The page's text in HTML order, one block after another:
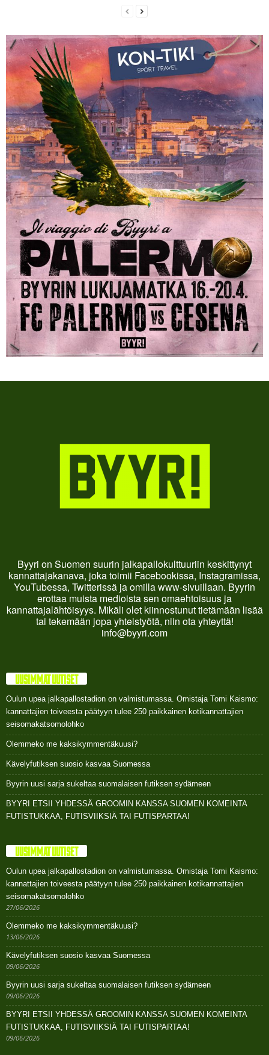
Byyri on Suomen suurin jalkapallokulttuuriin keskittynyt
kannattajakanava, joka toimii Facebookissa, Instagramissa,
YouTubessa, Twitterissä ja omilla www-sivuillaan. Byyrin
erottaa muista medioista sen omaehtoisuus ja
kannattajalähtöisyys. Mikäli olet kiinnostunut tietämään lisää
tai tekemään jopa yhteistyötä, niin ota yhteyttä!
info@byyri.com
UUSIMMAT UUTISET
Oulun upea jalkapallostadion on valmistumassa. Omistaja Tomi Kaismo:
kannattajien toiveesta päätyyn tulee 250 paikkainen kotikannattajien
seisomakatsomolohko
Olemmeko me kaksikymmentäkuusi?
Kävelyfutiksen suosio kasvaa Suomessa
Byyrin uusi sarja sukeltaa suomalaisen futiksen sydämeen
BYYRI ETSII YHDESSÄ GROOMIN KANSSA SUOMEN KOMEINTA
FUTISTUKKAA, FUTISVIIKSIÄ TAI FUTISPARTAA!
UUSIMMAT UUTISET
Oulun upea jalkapallostadion on valmistumassa. Omistaja Tomi Kaismo:
kannattajien toiveesta päätyyn tulee 250 paikkainen kotikannattajien
seisomakatsomolohko
27/06/2026
Olemmeko me kaksikymmentäkuusi?
13/06/2026
Kävelyfutiksen suosio kasvaa Suomessa
09/06/2026
Byyrin uusi sarja sukeltaa suomalaisen futiksen sydämeen
09/06/2026
BYYRI ETSII YHDESSÄ GROOMIN KANSSA SUOMEN KOMEINTA
FUTISTUKKAA, FUTISVIIKSIÄ TAI FUTISPARTAA!
09/06/2026